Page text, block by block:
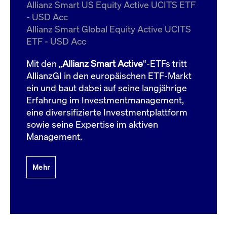
Allianz Smart US Equity Active UCITS ETF
- USD Acc
Allianz Smart Global Equity Active UCITS
ETF - USD Acc
Mit den „Allianz Smart Active“-ETFs tritt
AllianzGI in den europäischen ETF-Markt
ein und baut dabei auf seine langjährige
Erfahrung im Investmentmanagement,
eine diversifizierte Investmentplattform
sowie seine Expertise im aktiven
Management.
Mehr
ApplicationGatewayAffinityCORS
boerse.com
Domain
bis